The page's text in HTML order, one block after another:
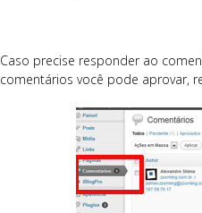
Caso precise responder ao
comentários você pode aprovar,